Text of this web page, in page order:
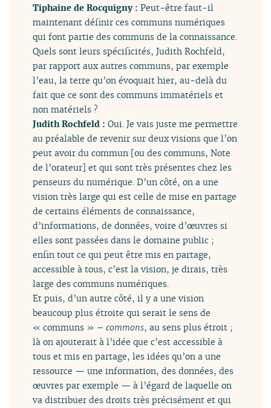
Tiphaine de Rocquigny :Peut-être faut-il
maintenant définir ces communs numériques
qui font partie des communs de la connaissance.
Quels sont leurs spécificités, Judith Rochfeld,
par rapport aux autres communs, par exemple
l’eau, la terre qu’on évoquait hier, au-delà du
fait que ce sont des communs immatériels et
non matériels ?
Judith Rochfeld :Oui. Je vais juste me permettre
au préalable de revenir sur deux visions que l’on
peut avoir du commun [ou des communs, Note
de l’orateur] et qui sont très présentes chez les
penseurs du numérique. D’un côté, on a une
vision très large qui est celle de mise en partage
de certains éléments de connaissance,
d’informations, de données, voire d’œuvres si
elles sont passées dans le domaine public ;
enfin tout ce qui peut être mis en partage,
accessible à tous, c’est la vision, je dirais, très
large des communs numériques.
Et puis, d’un autre côté, il y a une vision
beaucoup plus étroite qui serait le sens de
« communs » –commons, au sens plus étroit ;
là on ajouterait à l’idée que c’est accessible à
tous et mis en partage, les idées qu’on a une
ressource — une information, des données, des
œuvres par exemple — à l’égard de laquelle on
va distribuer des droits très précisément et qui